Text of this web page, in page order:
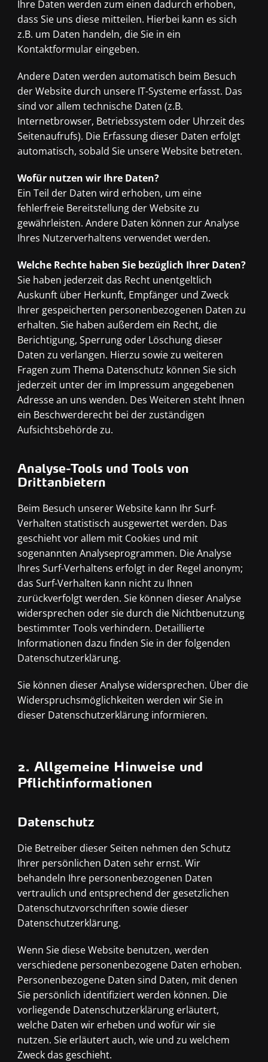
Ihre Daten werden zum einen dadurch erhoben,
dass Sie uns diese mitteilen. Hierbei kann es sich
z.B. um Daten handeln, die Sie in ein
Kontaktformular eingeben.
Andere Daten werden automatisch beim Besuch
der Website durch unsere IT-Systeme erfasst. Das
sind vor allem technische Daten (z.B.
Internetbrowser, Betriebssystem oder Uhrzeit des
Seitenaufrufs). Die Erfassung dieser Daten erfolgt
automatisch, sobald Sie unsere Website betreten.
Wofür nutzen wir Ihre Daten?
Ein Teil der Daten wird erhoben, um eine
fehlerfreie Bereitstellung der Website zu
gewährleisten. Andere Daten können zur Analyse
Ihres Nutzerverhaltens verwendet werden.
Welche Rechte haben Sie bezüglich Ihrer Daten?
Sie haben jederzeit das Recht unentgeltlich
Auskunft über Herkunft, Empfänger und Zweck
Ihrer gespeicherten personenbezogenen Daten zu
erhalten. Sie haben außerdem ein Recht, die
Berichtigung, Sperrung oder Löschung dieser
Daten zu verlangen. Hierzu sowie zu weiteren
Fragen zum Thema Datenschutz können Sie sich
jederzeit unter der im Impressum angegebenen
Adresse an uns wenden. Des Weiteren steht Ihnen
ein Beschwerderecht bei der zuständigen
Aufsichtsbehörde zu.
Analyse-Tools und Tools von
Drittanbietern
Beim Besuch unserer Website kann Ihr Surf-
Verhalten statistisch ausgewertet werden. Das
geschieht vor allem mit Cookies und mit
sogenannten Analyseprogrammen. Die Analyse
Ihres Surf-Verhaltens erfolgt in der Regel anonym;
das Surf-Verhalten kann nicht zu Ihnen
zurückverfolgt werden. Sie können dieser Analyse
widersprechen oder sie durch die Nichtbenutzung
bestimmter Tools verhindern. Detaillierte
Informationen dazu finden Sie in der folgenden
Datenschutzerklärung.
Sie können dieser Analyse widersprechen. Über die
Widerspruchsmöglichkeiten werden wir Sie in
dieser Datenschutzerklärung informieren.
2. Allgemeine Hinweise und
Pflichtinformationen
Datenschutz
Die Betreiber dieser Seiten nehmen den Schutz
Ihrer persönlichen Daten sehr ernst. Wir
behandeln Ihre personenbezogenen Daten
vertraulich und entsprechend der gesetzlichen
Datenschutzvorschriften sowie dieser
Datenschutzerklärung.
Wenn Sie diese Website benutzen, werden
verschiedene personenbezogene Daten erhoben.
Personenbezogene Daten sind Daten, mit denen
Sie persönlich identifiziert werden können. Die
vorliegende Datenschutzerklärung erläutert,
welche Daten wir erheben und wofür wir sie
nutzen. Sie erläutert auch, wie und zu welchem
Zweck das geschieht.